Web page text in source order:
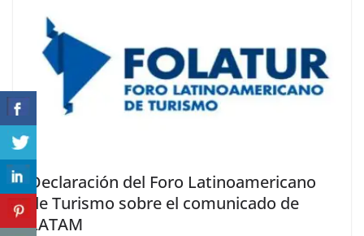
Declaración del Foro Latinoamericano
de Turismo sobre el comunicado de
LATAM